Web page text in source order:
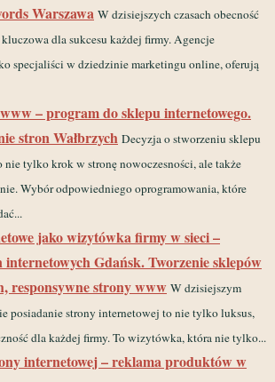
Warszawa W dzisiejszych czasach obecność
dla sukcesu każdej firmy. Agencje
specjaliści w dziedzinie marketingu online, oferują
– program do sklepu internetowego.
stron Wałbrzych Decyzja o stworzeniu sklepu
nie tylko krok w stronę nowoczesności, ale także
Wybór odpowiedniego oprogramowania, które
jako wizytówka firmy w sieci –
Gdańsk. Tworzenie sklepów
responsywne strony www W dzisiejszym
posiadanie strony internetowej to nie tylko luksus,
dla każdej firmy. To wizytówka, która nie tylko...
internetowej – reklama produktów w